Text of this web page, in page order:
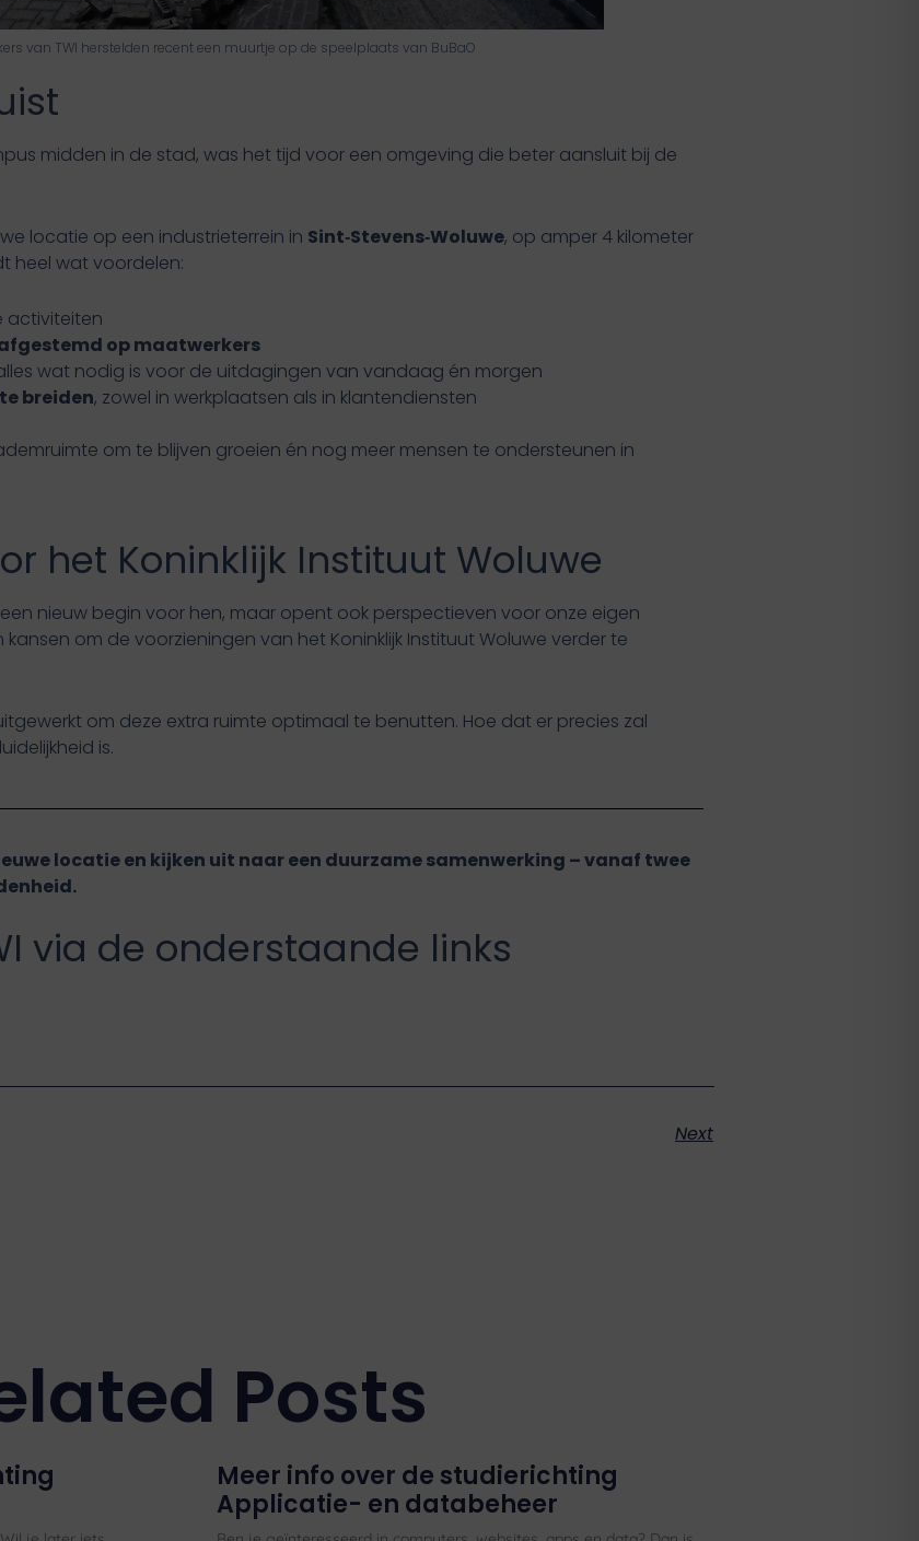
van TWI herstelden recent een muurtje op de speelplaats van BuBaO
midden in de stad, was het tijd voor een omgeving die beter aansluit bij de
locatie op een industrieterrein in Sint‑Stevens‑Woluwe, op amper 4 kilometer
heel wat voordelen:
activiteiten
op maatwerkers
wat nodig is voor de uitdagingen van vandaag én morgen
breiden, zowel in werkplaatsen als in klantendiensten
om te blijven groeien én nog meer mensen te ondersteunen in
het Koninklijk Instituut Woluwe
nieuw begin voor hen, maar opent ook perspectieven voor onze eigen
om de voorzieningen van het Koninklijk Instituut Woluwe verder te
om deze extra ruimte optimaal te benutten. Hoe dat er precies zal
is.
locatie en kijken uit naar een duurzame samenwerking – vanaf twee
via de onderstaande links
Next
Posts
Meer info over de studierichting
Applicatie- en databeheer